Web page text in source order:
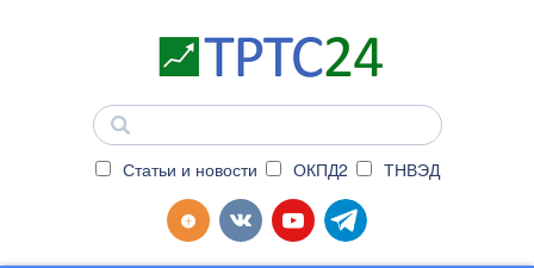
Статьи и новости ОКПД2 ТНВЭД